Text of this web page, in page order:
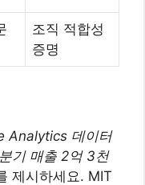
조직 적합성
증명
Analytics 데이터
기 매출 2억 3천
제시하세요. MIT